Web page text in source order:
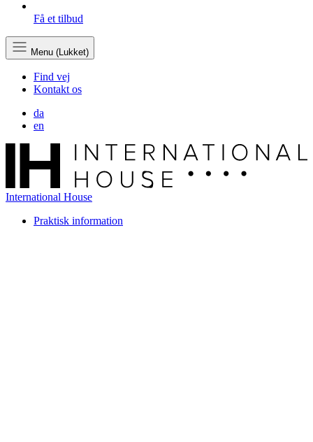
Få et tilbud
Menu (Lukket)
Find vej
Kontakt os
da
en
International House
Praktisk information